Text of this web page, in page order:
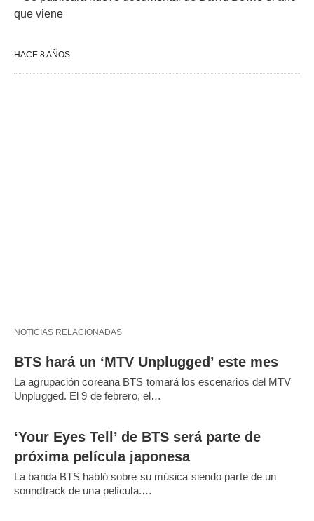
que viene
HACE 8 AÑOS
NOTICIAS RELACIONADAS
BTS hará un ‘MTV Unplugged’ este mes
La agrupación coreana BTS tomará los escenarios del MTV
Unplugged. El 9 de febrero, el…
‘Your Eyes Tell’ de BTS será parte de
próxima película japonesa
La banda BTS habló sobre su música siendo parte de un
soundtrack de una película.…